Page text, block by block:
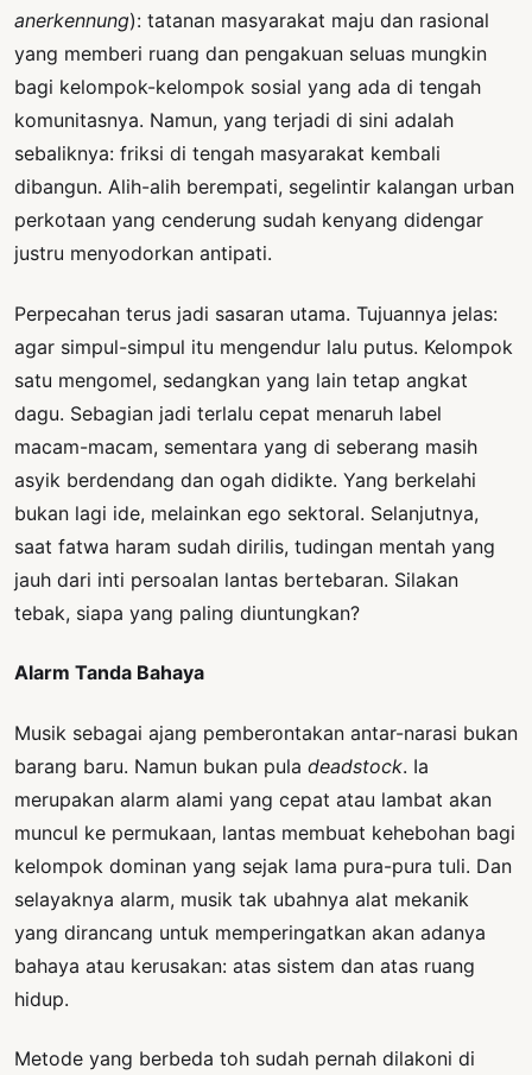
anerkennung): tatanan masyarakat maju dan rasional
yang memberi ruang dan pengakuan seluas mungkin
bagi kelompok-kelompok sosial yang ada di tengah
komunitasnya. Namun, yang terjadi di sini adalah
sebaliknya: friksi di tengah masyarakat kembali
dibangun. Alih-alih berempati, segelintir kalangan urban
perkotaan yang cenderung sudah kenyang didengar
justru menyodorkan antipati.
Perpecahan terus jadi sasaran utama. Tujuannya jelas:
agar simpul-simpul itu mengendur lalu putus. Kelompok
satu mengomel, sedangkan yang lain tetap angkat
dagu. Sebagian jadi terlalu cepat menaruh label
macam-macam, sementara yang di seberang masih
asyik berdendang dan ogah didikte. Yang berkelahi
bukan lagi ide, melainkan ego sektoral. Selanjutnya,
saat fatwa haram sudah dirilis, tudingan mentah yang
jauh dari inti persoalan lantas bertebaran. Silakan
tebak, siapa yang paling diuntungkan?
Alarm Tanda Bahaya
Musik sebagai ajang pemberontakan antar-narasi bukan
barang baru. Namun bukan pula deadstock. Ia
merupakan alarm alami yang cepat atau lambat akan
muncul ke permukaan, lantas membuat kehebohan bagi
kelompok dominan yang sejak lama pura-pura tuli. Dan
selayaknya alarm, musik tak ubahnya alat mekanik
yang dirancang untuk memperingatkan akan adanya
bahaya atau kerusakan: atas sistem dan atas ruang
hidup.
Metode yang berbeda toh sudah pernah dilakoni di